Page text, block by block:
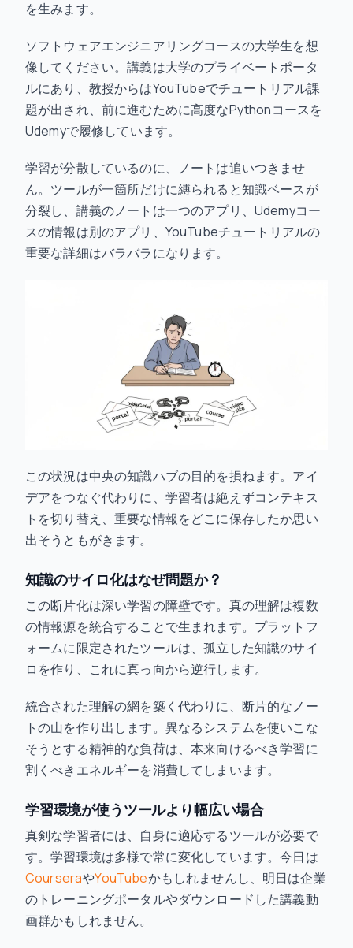
を生みます。
ソフトウェアエンジニアリングコースの大学生を想
像してください。講義は大学のプライベートポータ
ルにあり、教授からはYouTubeでチュートリアル課
題が出され、前に進むために高度なPythonコースを
Udemyで履修しています。
学習が分散しているのに、ノートは追いつきませ
ん。ツールが一箇所だけに縛られると知識ベースが
分裂し、講義のノートは一つのアプリ、Udemyコー
スの情報は別のアプリ、YouTubeチュートリアルの
重要な詳細はバラバラになります。
この状況は中央の知識ハブの目的を損ねます。アイ
デアをつなぐ代わりに、学習者は絶えずコンテキス
トを切り替え、重要な情報をどこに保存したか思い
出そうともがきます。
知識のサイロ化はなぜ問題か？
この断片化は深い学習の障壁です。真の理解は複数
の情報源を統合することで生まれます。プラットフ
ォームに限定されたツールは、孤立した知識のサイ
ロを作り、これに真っ向から逆行します。
統合された理解の網を築く代わりに、断片的なノー
トの山を作り出します。異なるシステムを使いこな
そうとする精神的な負荷は、本来向けるべき学習に
割くべきエネルギーを消費してしまいます。
学習環境が使うツールより幅広い場合
真剣な学習者には、自身に適応するツールが必要で
す。学習環境は多様で常に変化しています。今日は
CourseraやYouTubeかもしれませんし、明日は企業
のトレーニングポータルやダウンロードした講義動
画群かもしれません。